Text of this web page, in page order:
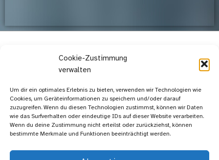
Cookie-Zustimmung
verwalten
Um dir ein optimales Erlebnis zu bieten, verwenden wir Technologien wie
Cookies, um Geräteinformationen zu speichern und/oder darauf
zuzugreifen. Wenn du diesen Technologien zustimmst, können wir Daten
wie das Surfverhalten oder eindeutige IDs auf dieser Website verarbeiten.
Wenn du deine Zustimmung nicht erteilst oder zurückziehst, können
bestimmte Merkmale und Funktionen beeinträchtigt werden.
Impressum | Datenschutz